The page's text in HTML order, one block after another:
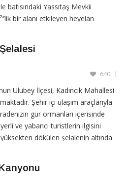
batısındaki Yassıtaş Mevkii
bir alanı etkileyen heyelan
640
Ulubey İlçesi, Kadıncık Mahallesi
Şehir içi ulaşım araçlarıyla
gür ormanları içerisinde
ve yabancı turistlerin ilgisini
dökülen şelalenin altında